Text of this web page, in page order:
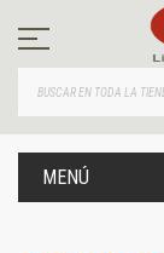
contenido
MENÚ